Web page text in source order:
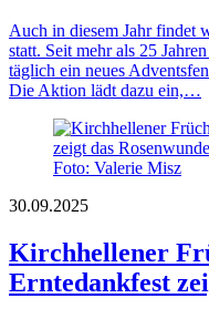
Auch in diesem Jahr findet
statt. Seit mehr als 25
täglich ein neues
Die Aktion lädt dazu ein,…
Foto: Valerie Misz
30.09.2025
Kirchhellener
Erntedankfest